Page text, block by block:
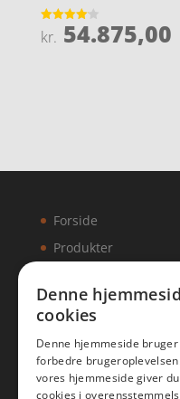
Vurderet
4.1
kr. 54.875,00
Forside
Produkter
Artikler
Denne
cookies
Denne hjemmeside
forbedre
vores hjemmeside giver
cookies i